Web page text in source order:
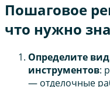
Пошаговое
что нужно
Определите
инструментов:
— отделочные